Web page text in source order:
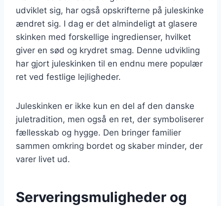
udviklet sig, har også opskrifterne på juleskinke
ændret sig. I dag er det almindeligt at glasere
skinken med forskellige ingredienser, hvilket
giver en sød og krydret smag. Denne udvikling
har gjort juleskinken til en endnu mere populær
ret ved festlige lejligheder.
Juleskinken er ikke kun en del af den danske
juletradition, men også en ret, der symboliserer
fællesskab og hygge. Den bringer familier
sammen omkring bordet og skaber minder, der
varer livet ud.
Serveringsmuligheder og